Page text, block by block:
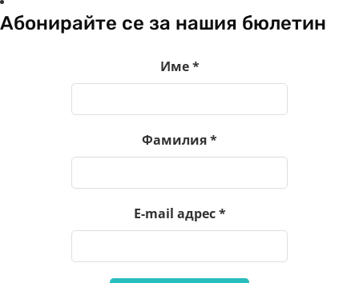
Абонирайте се за нашия бюлетин
Име*
Фамилия*
E-mail адрес*